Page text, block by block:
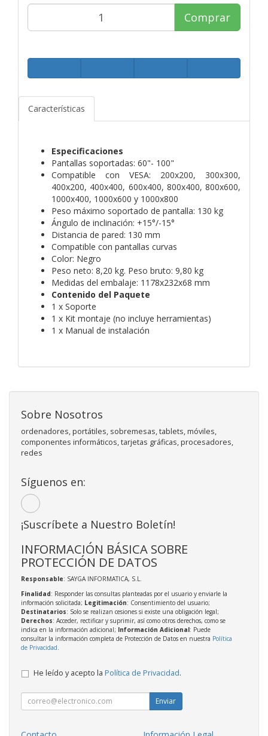
Comprar
Características
Especificaciones
Pantallas soportadas: 60"- 100"
Compatible con VESA: 200x200, 300x300,
400x200, 400x400, 600x400, 800x400, 800x600,
1000x400, 1000x600 y 1000x800
Peso máximo soportado de pantalla: 130 kg
Ángulo de inclinación: +15°/-15°
Distancia de pared: 130 mm
Compatible con pantallas curvas
Color: Negro
Peso neto: 8,20 kg. Peso bruto: 9,80 kg
Medidas del embalaje: 1178x232x68 mm
Contenido del Paquete
1 x Soporte
1 x Kit montaje (no incluye herramientas)
1 x Manual de instalación
Sobre Nosotros
ordenadores, portátiles, sobremesas, tablets, móviles,
componentes informáticos, tarjetas gráficas, procesadores,
redes
Síguenos en:
¡Suscríbete a Nuestro Boletín!
INFORMACIÓN BÁSICA SOBRE
PROTECCIÓN DE DATOS
Responsable: SAYGA INFORMATICA, S.L.
Finalidad: Responder las consultas planteadas por el usuario y enviarle la
información solicitada; Legitimación: Consentimiento del usuario;
Destinatarios: Solo se realizan cesiones si existe una obligación legal;
Derechos: Acceder, rectificar y suprimir, así como otros derechos, como se
indica en la información adicional; Información Adicional: Puede
consultar la información completa de Protección de Datos en nuestra Política
de Privacidad
He leído y acepto la Política de Privacidad.
Enviar